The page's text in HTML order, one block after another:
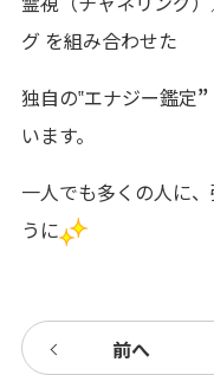
グ を組み合わせた
独自の‟エナジー鑑定”
います。
一人でも多くの人に
うに
前へ